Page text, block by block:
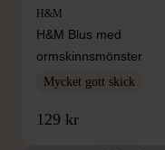
H&M
H&M Blus med
ormskinnsmönster
Mycket gott skick
129 kr